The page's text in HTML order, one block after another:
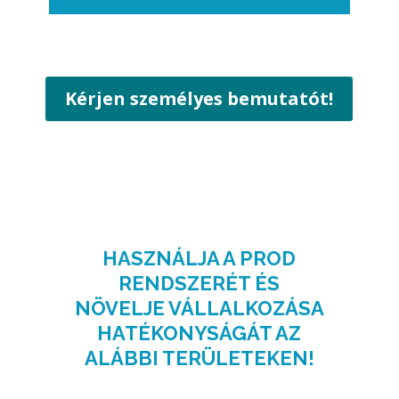
A PROD-MES működésének alapja a digitális
munkautasítás, ami az operátor előtt
Kérjen személyes bemutatót!
HASZNÁLJA A PROD
RENDSZERÉT ÉS
NÖVELJE VÁLLALKOZÁSA
HATÉKONYSÁGÁT AZ
ALÁBBI TERÜLETEKEN!